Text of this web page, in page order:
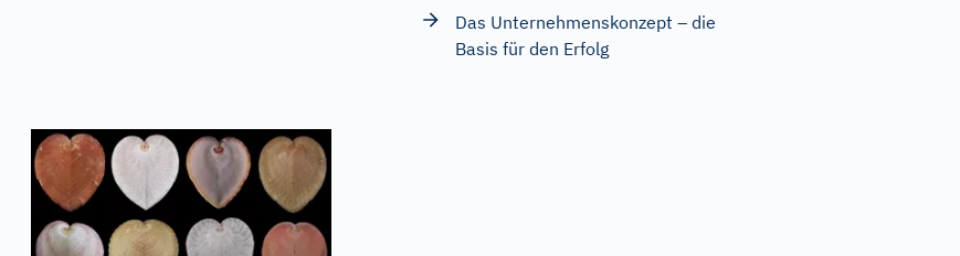
Das Unternehmenskonzept – die
Basis für den Erfolg